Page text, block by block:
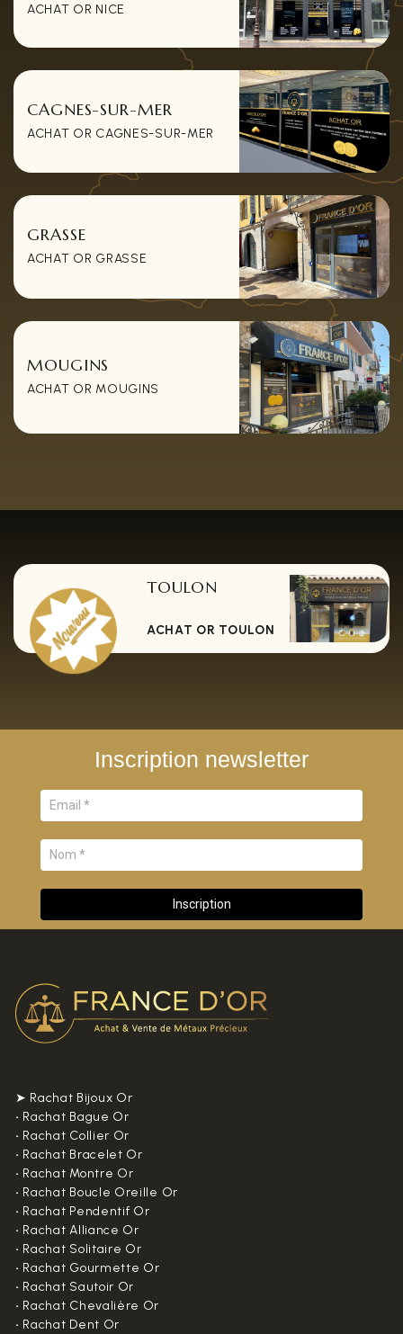
ACHAT OR NICE
CAGNES-SUR-MER
ACHAT OR CAGNES-SUR-MER
GRASSE
ACHAT OR GRASSE
MOUGINS
ACHAT OR MOUGINS
TOULON
ACHAT OR TOULON
Inscription newsletter
➤ Rachat Bijoux Or
• Rachat Bague Or
• Rachat Collier Or
• Rachat Bracelet Or
• Rachat Montre Or
• Rachat Boucle Oreille Or
• Rachat Pendentif Or
• Rachat Alliance Or
• Rachat Solitaire Or
• Rachat Gourmette Or
• Rachat Sautoir Or
• Rachat Chevalière Or
• Rachat Dent Or